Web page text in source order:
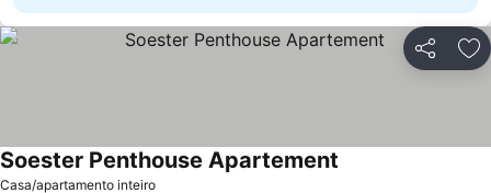
Partilhar
Casa/apartamento inteiro
Soester Penthouse Apartement